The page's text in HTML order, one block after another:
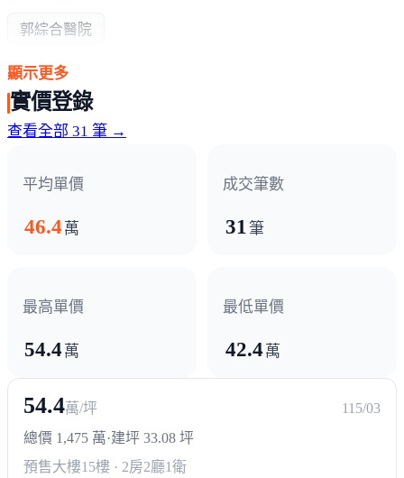
郭綜合醫院
政府機構
顯示更多
實價登錄
查看全部 31 筆 →
平均單價
46.4 萬
成交筆數
31 筆
最高單價
54.4 萬
最低單價
42.4 萬
54.4萬/坪
115/03
總價 1,475 萬·建坪 33.08 坪
預售大樓15樓 · 2房2廳1衛